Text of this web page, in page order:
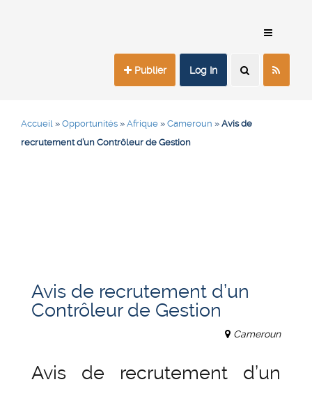
Publier Log In
Accueil » Opportunités » Afrique » Cameroun » Avis de
recrutement d’un Contrôleur de Gestion
Avis de recrutement d’un
Contrôleur de Gestion
Cameroun
Avis de recrutement d’un